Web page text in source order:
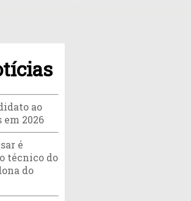
ao
2026
é
técnico do
do